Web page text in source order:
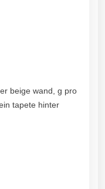
beige wand, g pro
tapete hinter